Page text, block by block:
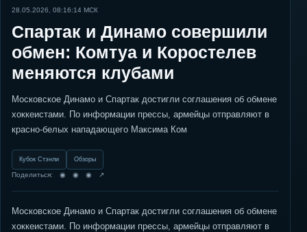
28.05.2026, 08:16:14 МСК
Спартак и Динамо совершили
обмен: Комтуа и Коростелев
меняются клубами
Московское Динамо и Спартак достигли соглашения об обмене
хоккеистами. По информации прессы, армейцы отправляют в
красно-белых нападающего Максима Ком
Кубок Стэнли Обзоры
Поделиться: ◉ ◉ ◉ ↗
Московское Динамо и Спартак достигли соглашения об обмене
хоккеистами. По информации прессы, армейцы отправляют в